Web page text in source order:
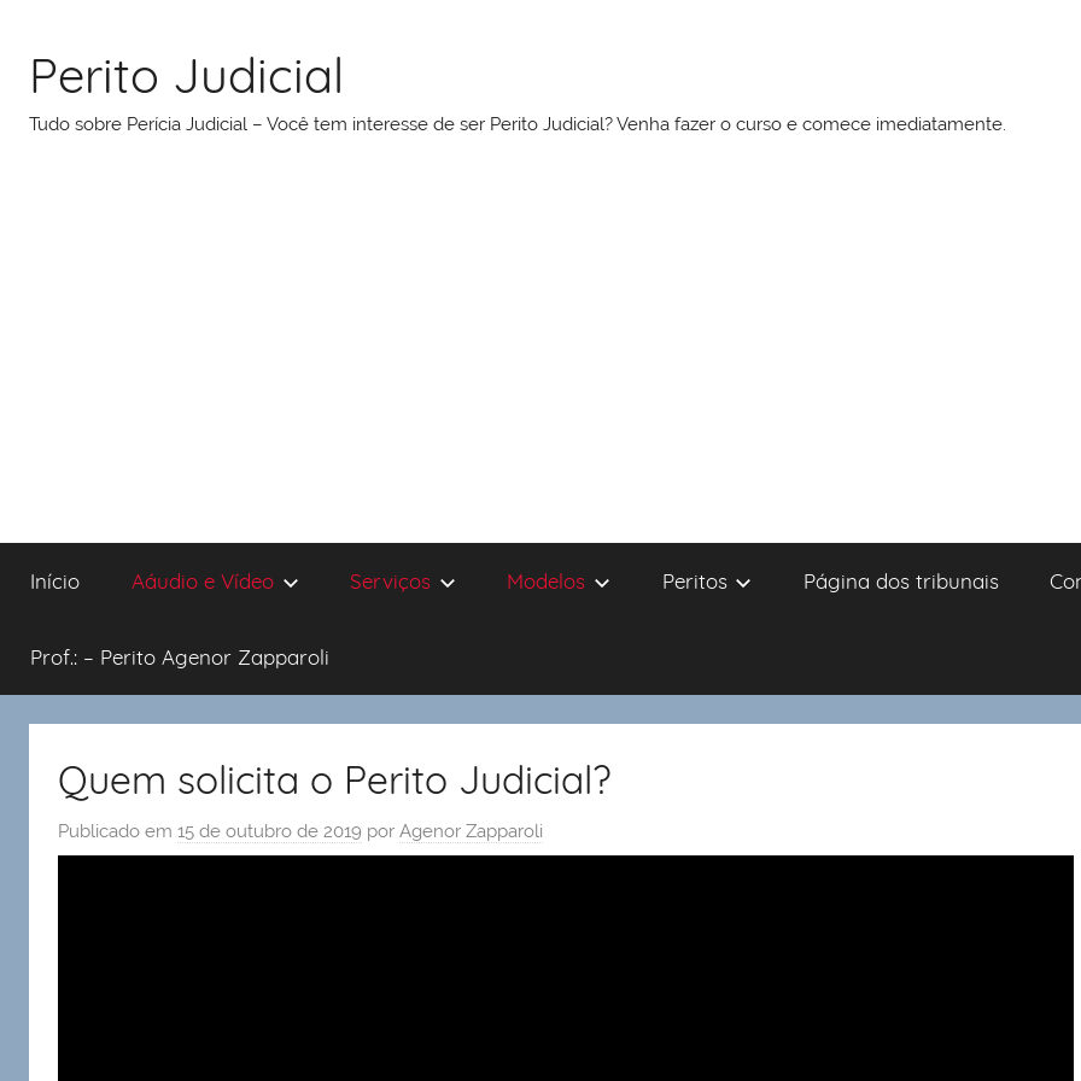
conteúdo
Perito Judicial
Tudo sobre Perícia Judicial – Você tem interesse de ser Perito Judicial? Venha fazer o curso e comece imediatamente.
Início Aáudio e Vídeo Serviços Modelos Peritos Página dos tribunais
Prof.: – Perito Agenor Zapparoli
Quem solicita o Perito Judicial?
Publicado em 15 de outubro de 2019 por Agenor Zapparoli